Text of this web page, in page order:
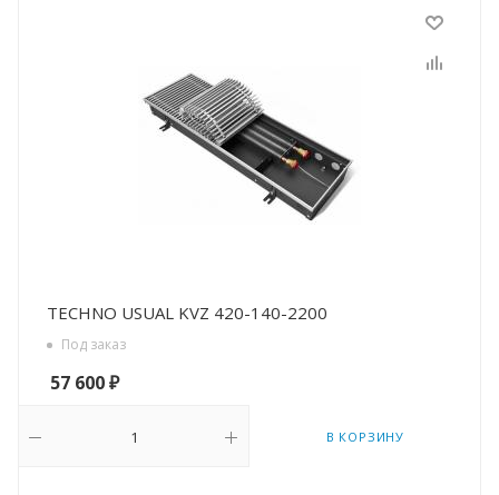
TECHNO USUAL KVZ 420-140-2200
Под заказ
57 600₽
В КОРЗИНУ